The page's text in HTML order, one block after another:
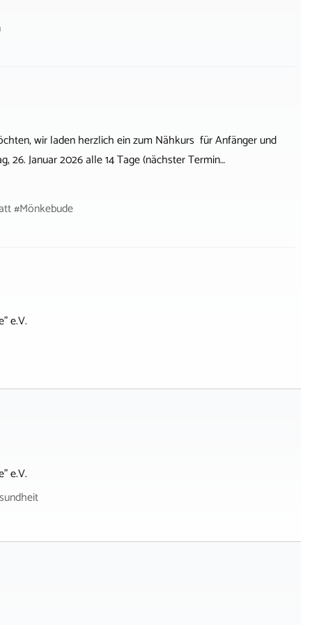
wir laden herzlich ein zum Nähkurs für Anfänger und
26. Januar 2026 alle 14 Tage (nächster Termin…
#Mönkebude
e.V.
e.V.